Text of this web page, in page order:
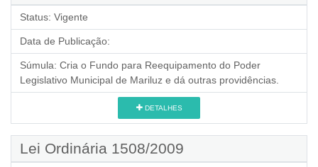
Status: Vigente
Data de Publicação:
Súmula: Cria o Fundo para Reequipamento do Poder
Legislativo Municipal de Mariluz e dá outras providências.
DETALHES
Lei Ordinária 1508/2009